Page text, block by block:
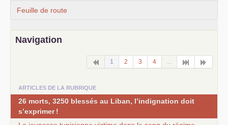
Feuille de route
Navigation
1 2 3 4
ARTICLES DE LA RUBRIQUE
26 morts, 3250 blessés au Liban, l’indignation doit
s’exprimer !